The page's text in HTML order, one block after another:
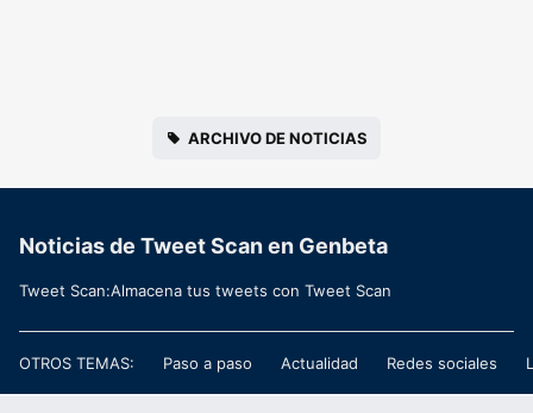
ARCHIVO DE NOTICIAS
Noticias de Tweet Scan en Genbeta
Tweet Scan:Almacena tus tweets con Tweet Scan
OTROS TEMAS: Paso a paso Actualidad Redes sociales